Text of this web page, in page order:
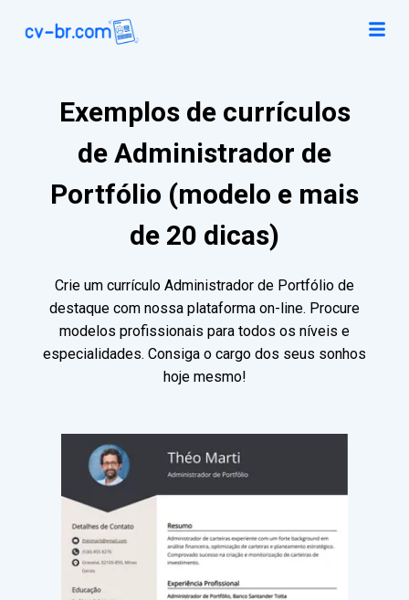
Exemplos de currículos
de Administrador de
Portfólio (modelo e mais
de 20 dicas)
Crie um currículo Administrador de Portfólio de
destaque com nossa plataforma on-line. Procure
modelos profissionais para todos os níveis e
especialidades. Consiga o cargo dos seus sonhos
hoje mesmo!